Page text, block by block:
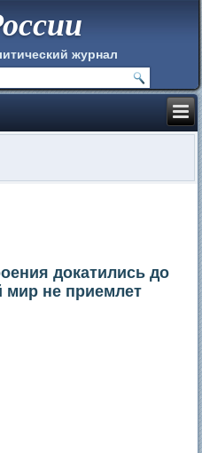
журнал
докатились до
не приемлет